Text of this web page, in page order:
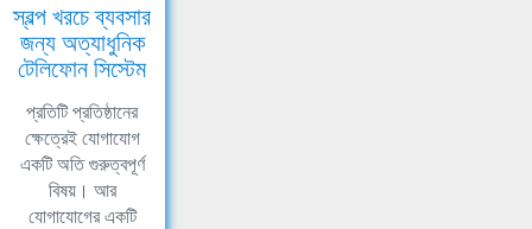
স্বল্প খরচে ব্যবসার
জন্য অত্যাধুনিক
টেলিফোন সিস্টেম
প্রতিটি প্রতিষ্ঠানের
ক্ষেত্রেই যোগাযোগ
একটি অতি গুরুত্বপূর্ণ
বিষয়। আর
যোগাযোগের একটি